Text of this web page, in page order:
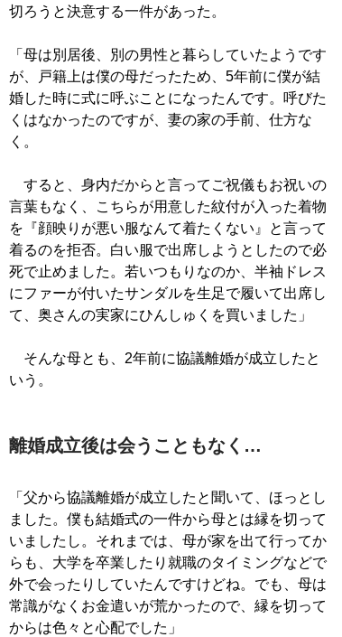
切ろうと決意する一件があった。
「母は別居後、別の男性と暮らしていたようです
が、戸籍上は僕の母だったため、5年前に僕が結
婚した時に式に呼ぶことになったんです。呼びた
くはなかったのですが、妻の家の手前、仕方な
く。
すると、身内だからと言ってご祝儀もお祝いの
言葉もなく、こちらが用意した紋付が入った着物
を『顔映りが悪い服なんて着たくない』と言って
着るのを拒否。白い服で出席しようとしたので必
死で止めました。若いつもりなのか、半袖ドレス
にファーが付いたサンダルを生足で履いて出席し
て、奥さんの実家にひんしゅくを買いました」
そんな母とも、2年前に協議離婚が成立したと
いう。
離婚成立後は会うこともなく…
「父から協議離婚が成立したと聞いて、ほっとし
ました。僕も結婚式の一件から母とは縁を切って
いましたし。それまでは、母が家を出て行ってか
らも、大学を卒業したり就職のタイミングなどで
外で会ったりしていたんですけどね。でも、母は
常識がなくお金遣いが荒かったので、縁を切って
からは色々と心配でした」